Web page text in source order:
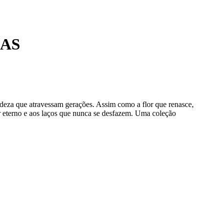
que atravessam gerações. Assim como a flor que renasce,
e aos laços que nunca se desfazem. Uma coleção